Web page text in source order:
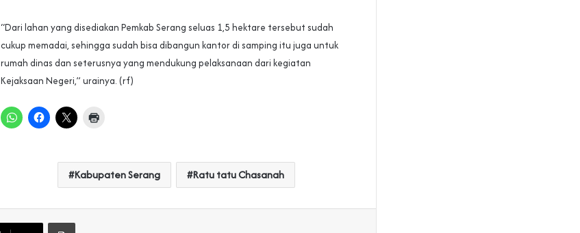
“Dari lahan yang disediakan Pemkab Serang seluas 1,5 hektare tersebut sudah
cukup memadai, sehingga sudah bisa dibangun kantor di samping itu juga untuk
rumah dinas dan seterusnya yang mendukung pelaksanaan dari kegiatan
Kejaksaan Negeri,” urainya. (rf)
Kabupaten Serang Ratu tatu Chasanah
Print